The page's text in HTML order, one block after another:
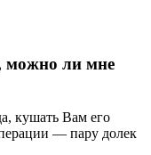
можно ли мне
кушать Вам его
— пару долек